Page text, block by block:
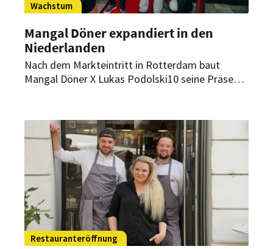
Wachstum
Mangal Döner expandiert in den
Niederlanden
Nach dem Markteintritt in Rotterdam baut
Mangal Döner X Lukas Podolski10 seine Präsenz
Sommer 2026 sind zwei weitere Eröffnungen
geplant.
Restauranteröffnung